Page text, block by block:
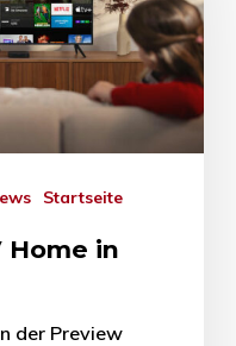
Startseite
Home in
der Preview